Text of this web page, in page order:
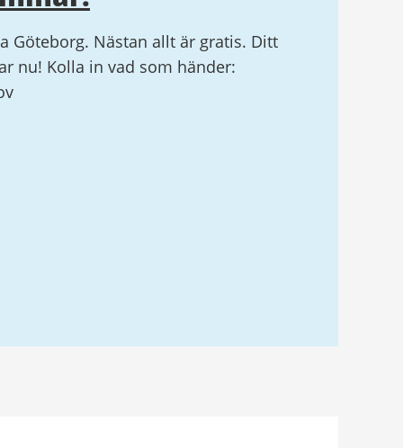
Göteborg. Nästan allt är gratis. Ditt
nu! Kolla in vad som händer: